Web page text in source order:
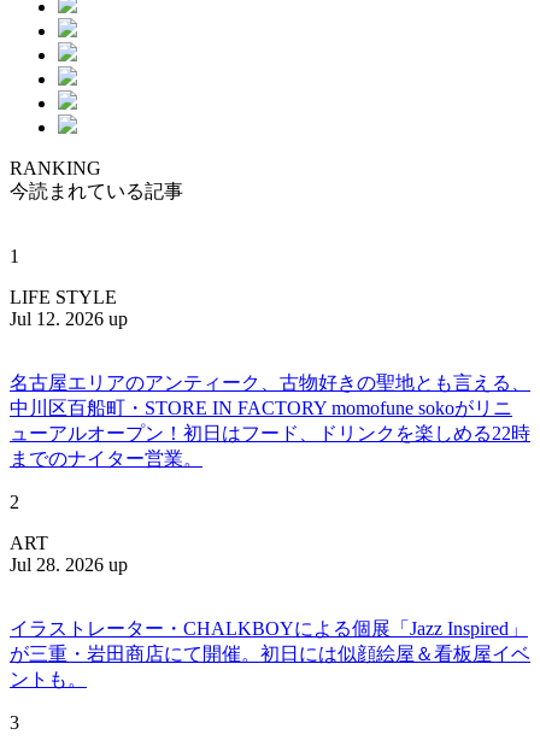
RANKING
今読まれている記事
1
LIFE STYLE
Jul 12. 2026 up
名古屋エリアのアンティーク、古物好きの聖地とも言える、
中川区百船町・STORE IN FACTORY momofune sokoがリニ
ューアルオープン！初日はフード、ドリンクを楽しめる22時
までのナイター営業。
2
ART
Jul 28. 2026 up
イラストレーター・CHALKBOYによる個展「Jazz Inspired」
が三重・岩田商店にて開催。初日には似顔絵屋＆看板屋イベ
ントも。
3